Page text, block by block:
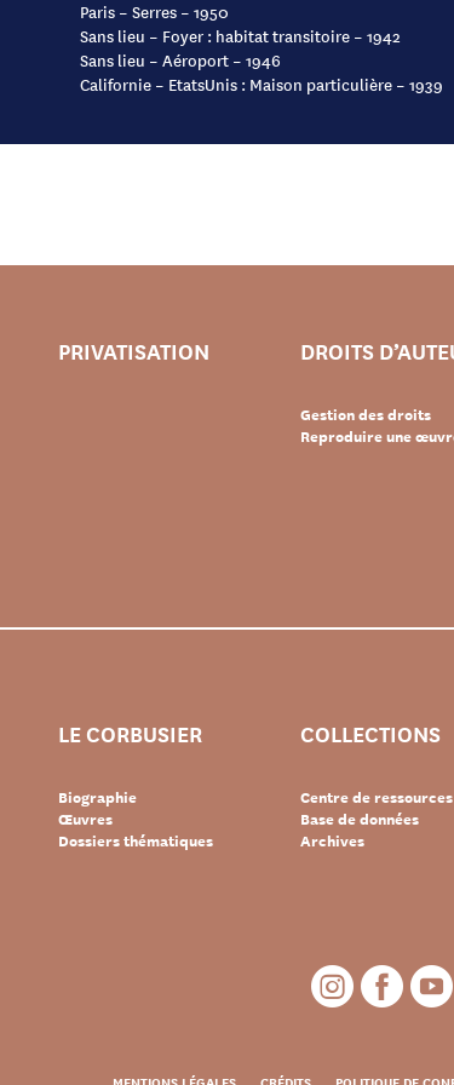
Paris – Serres – 1950
Sans lieu – Foyer : habitat transitoire – 1942
Sans lieu – Aéroport – 1946
Californie – EtatsUnis : Maison particulière – 1939
PRIVATISATION DROITS
Gestion des droits
Reproduire une
LE CORBUSIER
Biographie
Œuvres
Dossiers thématiques
COLLECTIONS
Centre de ressources
Base de données
Archives